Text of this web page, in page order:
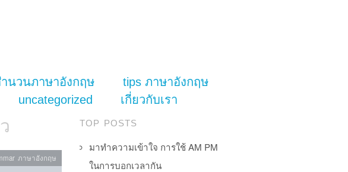
นวนภาษาอังกฤษ
tips ภาษาอังกฤษ
uncategorized เกี่ยวกับเรา
ภาษาอังกฤษ
TOP POSTS
มาทำความเข้าใจ การใช้ AM PM
ในการบอกเวลากัน